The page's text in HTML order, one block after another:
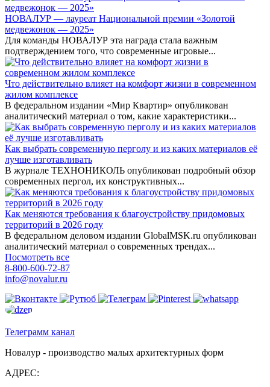
НОВАЛУР — лауреат Национальной премии «Золотой
медвежонок — 2025»
Для команды НОВАЛУР эта награда стала важным
подтверждением того, что современные игровые...
Что действительно влияет на комфорт жизни в современном
жилом комплексе
В федеральном издании «Мир Квартир» опубликован
аналитический материал о том, какие характеристики...
Как выбрать современную перголу и из каких материалов её
лучше изготавливать
В журнале ТЕХНОНИКОЛЬ опубликован подробный обзор
современных пергол, их конструктивных...
Как меняются требования к благоустройству придомовых
территорий в 2026 году
В федеральном деловом издании GlobalMSK.ru опубликован
аналитический материал о современных трендах...
Посмотреть все
8-800-600-72-87
info@novalur.ru
Телеграмм канал
Новалур - производство малых архитектурных форм
АДРЕС: